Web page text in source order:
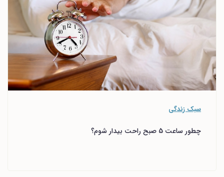
سبک زندگی
چطور ساعت 5 صبح راحت بیدار شوم؟